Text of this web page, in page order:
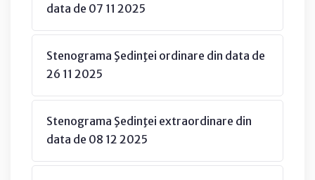
data de 07 11 2025
Stenograma Şedinţei ordinare din data de
26 11 2025
Stenograma Şedinţei extraordinare din
data de 08 12 2025